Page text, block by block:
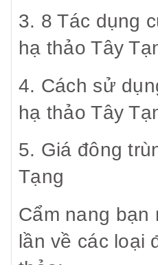
3. 8 Tác dụng
hạ thảo Tây
4. Cách sử
hạ thảo Tây
5. Giá đông
Tạng
Cẩm nang bạn
lần về các loại